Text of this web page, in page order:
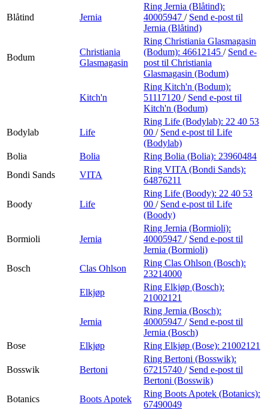
Blåtind Jernia
Ring Jernia (Blåtind):
40005947 / Send e-post til
Jernia (Blåtind)
Bodum
Christiania
Glasmagasin
Ring Christiania Glasmagasin
(Bodum): 46612145 / Send e-
post til Christiania
Glasmagasin (Bodum)
Kitch'n
Ring Kitch'n (Bodum):
51117120 / Send e-post til
Kitch'n (Bodum)
Bodylab Life
Ring Life (Bodylab): 22 40 53
00 / Send e-post til Life
(Bodylab)
Bolia
Bolia Ring Bolia (Bolia): 23960484
Bondi Sands
VITA
Ring VITA (Bondi Sands):
64876211
Boody Life
Ring Life (Boody): 22 40 53
00 / Send e-post til Life
(Boody)
Bormioli Jernia
Ring Jernia (Bormioli):
40005947 / Send e-post til
Jernia (Bormioli)
Bosch
Clas Ohlson
Ring Clas Ohlson (Bosch):
23214000
Elkjøp
Ring Elkjøp (Bosch):
21002121
Jernia
Ring Jernia (Bosch):
40005947 / Send e-post til
Jernia (Bosch)
Bose
Elkjøp Ring Elkjøp (Bose): 21002121
Bosswik Bertoni
Ring Bertoni (Bosswik):
67215740 / Send e-post til
Bertoni (Bosswik)
Botanics
Boots Apotek
Ring Boots Apotek (Botanics):
67490049